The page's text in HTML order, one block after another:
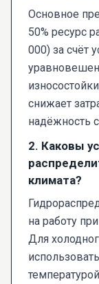
Основное
50% ресурс
000) за счёт
снижает
надёжность
2. Каковы
климата?
на работу
Для